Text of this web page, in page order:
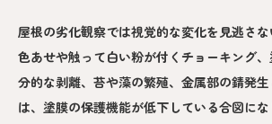
屋根の劣化観察では視覚的な変化を見逃さな
色あせや触って白い粉が付くチョーキング
分的な剥離、苔や藻の繁殖、金属部の錆発
は、塗膜の保護機能が低下している合図に